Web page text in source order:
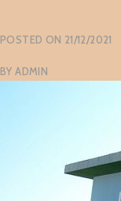
POSTED ON 21/12/2021
BYADMIN